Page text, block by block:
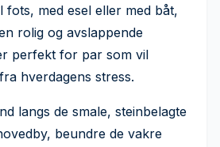
fots, med esel eller med båt,
rolig og avslappende
perfekt for par som vil
hverdagens stress.
langs de smale, steinbelagte
beundre de vakre